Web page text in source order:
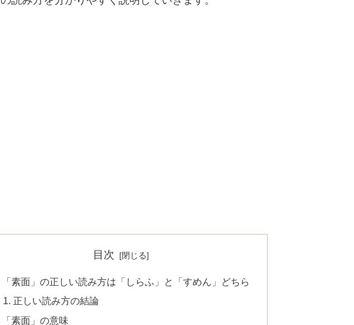
目次
「素面」の正しい読み方は「しらふ」と「すめん」どちら
正しい読み方の結論
「素面」の意味